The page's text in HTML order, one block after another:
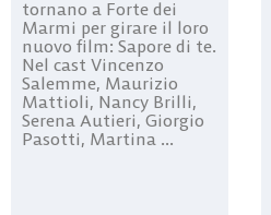
tornano a Forte dei
Marmi per girare il loro
nuovo film: Sapore di te.
Nel cast Vincenzo
Salemme, Maurizio
Mattioli, Nancy Brilli,
Serena Autieri, Giorgio
Pasotti, Martina ...